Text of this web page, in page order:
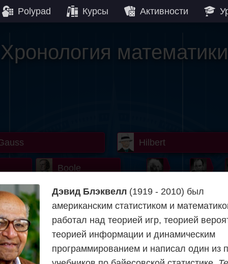
Polypad Курсы Активности
Хронология математики
Cox
Einstein
Hilbert
Kovalevskaya
Carroll
Dedekind
Cayley
Boole
Hamilton
Abel
Lobachevsky
Somerville
Дэвид Блэквелл (1919 - 2010) был
американским статистиком и
работал над теорией игр, теорией
теорией информации и динамическим
программированием и написал один из